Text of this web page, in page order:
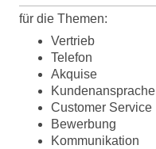
für die Themen:
Vertrieb
Telefon
Akquise
Kundenansprache
Customer Service
Bewerbung
Kommunikation